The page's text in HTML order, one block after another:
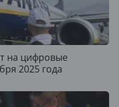
на цифровые
2025 года